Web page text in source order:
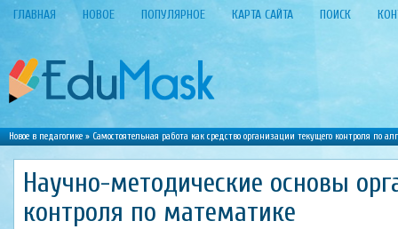
ГЛАВНАЯ НОВОЕ ПОПУЛЯРНОЕ КАРТА САЙТА ПОИСК
Новое в педагогике»Самостоятельная работа как средство организации текущего контроля по
Научно-методические основы
контроля по математике